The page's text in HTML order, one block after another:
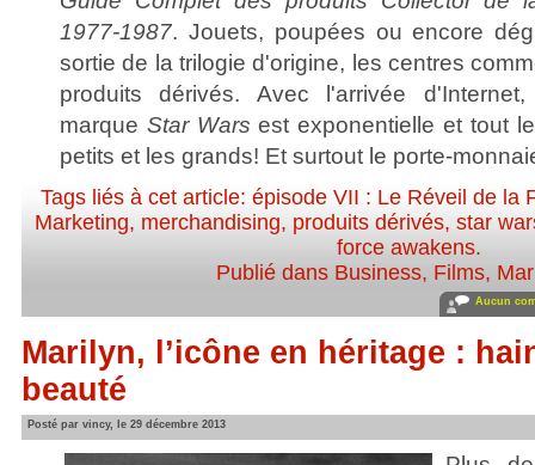
1977-1987. Jouets, poupées ou encore
sortie de la trilogie d'origine, les centres
produits dérivés. Avec l'arrivée
marque Star Wars est exponentielle et tout
petits et les grands! Et surtout le porte-
Tags liés à cet article: épisode VII : Le Réveil de la
Marketing, merchandising, produits dérivés,star
force awakens.
Publié dans Business, Films,
Aucun
Marilyn, l’icône en héritage :
beauté
Posté par vincy, le 29 décembre 2013